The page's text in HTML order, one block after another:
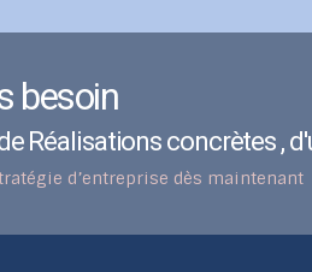
besoin
Réalisations concrètes ,
d’entreprise dès maintenant